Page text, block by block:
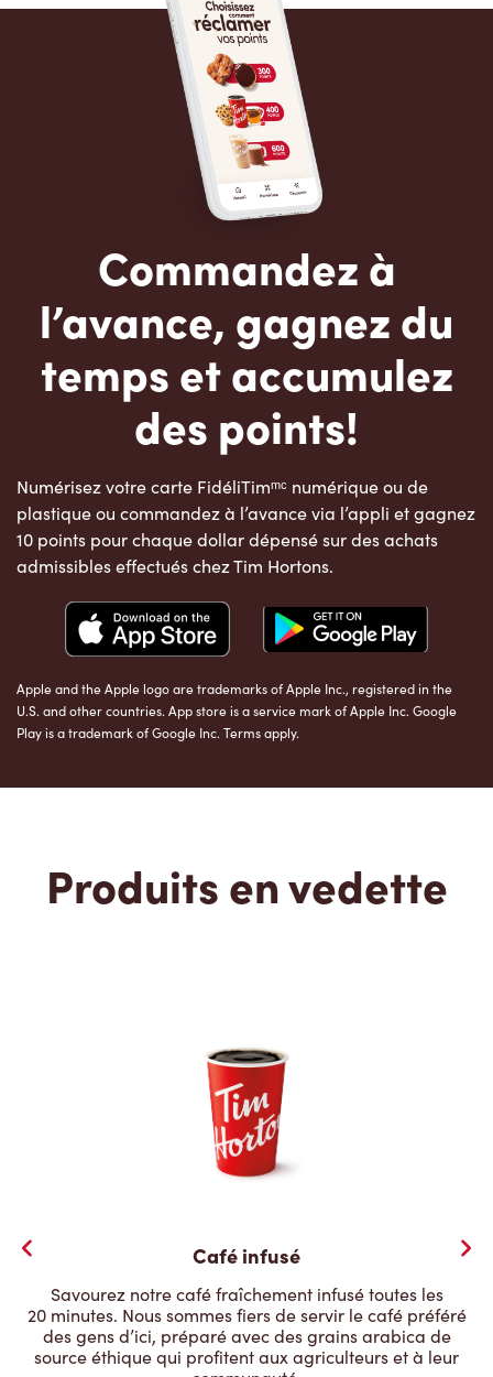
Commandez à
l’avance, gagnez du
temps et accumulez
des points!
Numérisez votre carte FidéliTimᵐᶜ numérique ou de
plastique ou commandez à l’avance via l’appli et gagnez
10 points pour chaque dollar dépensé sur des achats
admissibles effectués chez Tim Hortons.
Apple and the Apple logo are trademarks of Apple Inc., registered in the
U.S. and other countries. App store is a service mark of Apple Inc. Google
Play is a trademark of Google Inc. Terms apply.
Produits en vedette
Café infusé
Savourez notre café fraîchement infusé toutes les
20 minutes. Nous sommes fiers de servir le café préféré
des gens d’ici, préparé avec des grains arabica de
source éthique qui profitent aux agriculteurs et à leur